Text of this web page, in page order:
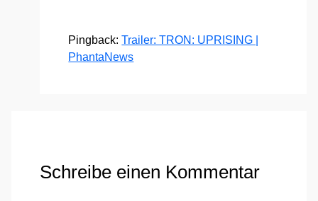
Pingback:Trailer: TRON: UPRISING |
PhantaNews
Schreibe einen Kommentar